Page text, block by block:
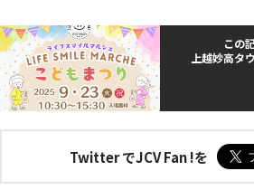
この
上越妙高タ
Twitter でJCV Fan !を